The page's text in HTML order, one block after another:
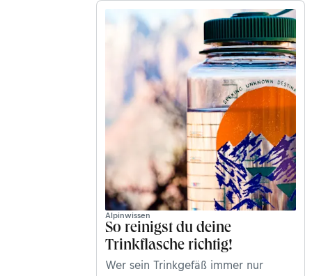
Alpinwissen
So reinigst du deine
Trinkflasche richtig!
Wer sein Trinkgefäß immer nur